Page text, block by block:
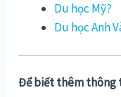
Du học Mỹ?
Du học Anh
Để biết thêm thông